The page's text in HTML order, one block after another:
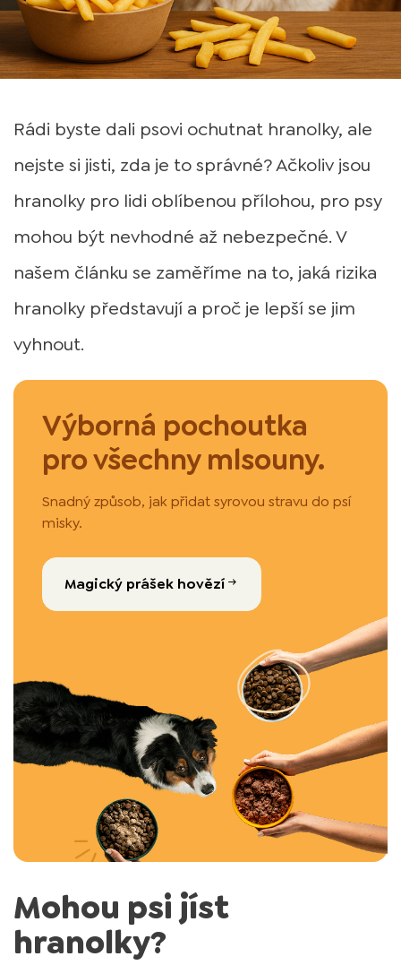
Rádi byste dali psovi ochutnat hranolky, ale
nejste si jisti, zda je to správné? Ačkoliv jsou
hranolky pro lidi oblíbenou přílohou, pro psy
mohou být nevhodné až nebezpečné. V
našem článku se zaměříme na to, jaká rizika
hranolky představují a proč je lepší se jim
vyhnout.
Výborná pochoutka
pro všechny mlsouny.
Snadný způsob, jak přidat syrovou stravu do psí
misky.
Magický prášek hovězí
Mohou psi jíst
hranolky?